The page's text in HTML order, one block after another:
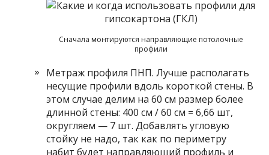
Сначала монтируются направляющие потолочные
профили
Метраж профиля ПНП. Лучше располагать
несущие профили вдоль короткой стены. В
этом случае делим на 60 см размер более
длинной стены: 400 см / 60 см = 6,66 шт,
округляем — 7 шт. Добавлять угловую
стойку не надо, так как по периметру
набит будет направляющий профиль и